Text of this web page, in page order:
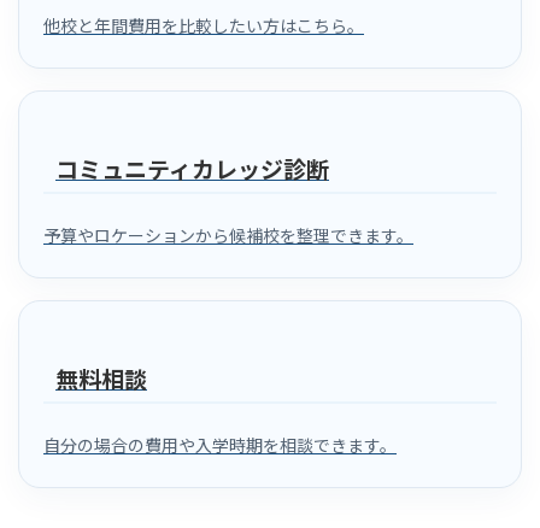
他校と年間費用を比較したい方はこちら。
コミュニティカレッジ診断
予算やロケーションから候補校を整理できます。
無料相談
自分の場合の費用や入学時期を相談できます。